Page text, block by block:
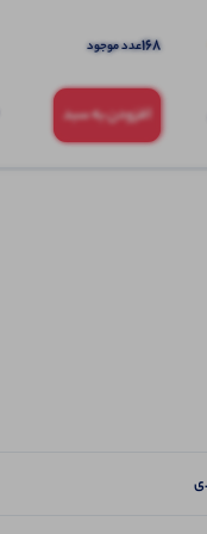
168عدد موجود
افزودن به سبد